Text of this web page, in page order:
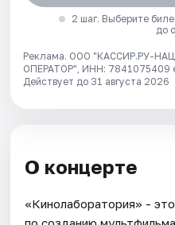
2 шаг. Выберите
до
Реклама. ООО "КАССИР.РУ-
ОПЕРАТОР", ИНН: 7841075409
Действует до 31 августа 2026
О концерте
«Кинолаборатория» -